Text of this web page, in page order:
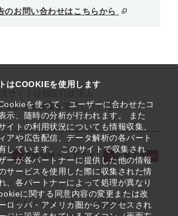
はCOOKIEを使用します
を使って、ユーザーに合わせたコ
示、随時の分析が行われます。 また
イトの利用状況についても情報収集、
アや広告配信、データ解析の各パート
しています。 このサイトで収集され
ーが各パートナーに提供した他の情報
サービスを使用した際に収集された情
、各パートナーによって処理が異なり
に関する同意内容の変更または改
ロッパ・アメリカ圏からアクセスされ
のお問い合わせはこちらから
基盤整備機構が運営しています
ー 支援情報ヘッドライン
起業支援
サイトマップ
サイト利用条件